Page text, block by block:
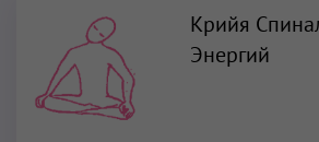
Крийя
Энергий